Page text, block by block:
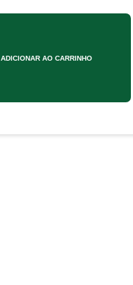
ADICIONAR AO CARRINHO